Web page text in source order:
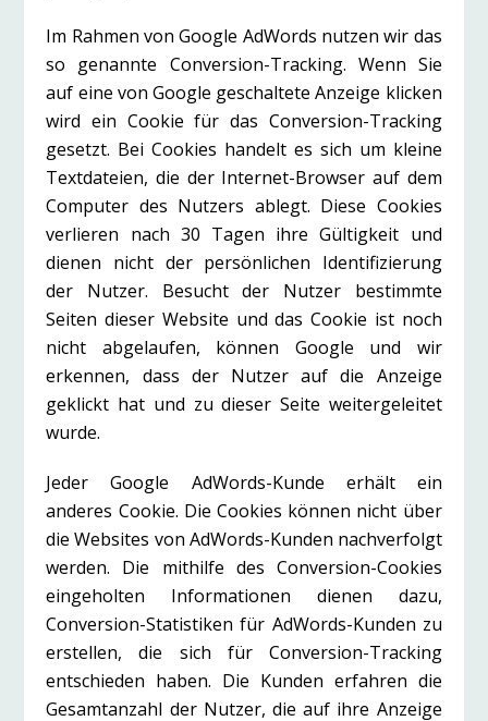
Im Rahmen von Google AdWords nutzen wir das
so genannte Conversion-Tracking. Wenn Sie
auf eine von Google geschaltete Anzeige klicken
wird ein Cookie für das Conversion-Tracking
gesetzt. Bei Cookies handelt es sich um kleine
Textdateien, die der Internet-Browser auf dem
Computer des Nutzers ablegt. Diese Cookies
verlieren nach 30 Tagen ihre Gültigkeit und
dienen nicht der persönlichen Identifizierung
der Nutzer. Besucht der Nutzer bestimmte
Seiten dieser Website und das Cookie ist noch
nicht abgelaufen, können Google und wir
erkennen, dass der Nutzer auf die Anzeige
geklickt hat und zu dieser Seite weitergeleitet
wurde.
Jeder Google AdWords-Kunde erhält ein
anderes Cookie. Die Cookies können nicht über
die Websites von AdWords-Kunden nachverfolgt
werden. Die mithilfe des Conversion-Cookies
eingeholten Informationen dienen dazu,
Conversion-Statistiken für AdWords-Kunden zu
erstellen, die sich für Conversion-Tracking
entschieden haben. Die Kunden erfahren die
Gesamtanzahl der Nutzer, die auf ihre Anzeige